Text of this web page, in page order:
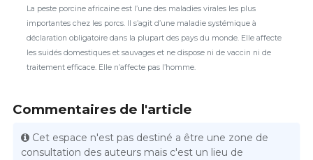
La peste porcine africaine est l’une des maladies virales les plus
importantes chez les porcs. Il s’agit d’une maladie systémique à
déclaration obligatoire dans la plupart des pays du monde. Elle affecte
les suidés domestiques et sauvages et ne dispose ni de vaccin ni de
traitement efficace. Elle n’affecte pas l’homme.
Commentaires de l'article
Cet espace n'est pas destiné a être une zone de
consultation des auteurs mais c'est un lieu de